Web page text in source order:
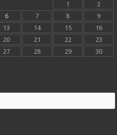
1
2
6 7 8
9
13 14 15
16
20 21 22
23
27 28 29
30